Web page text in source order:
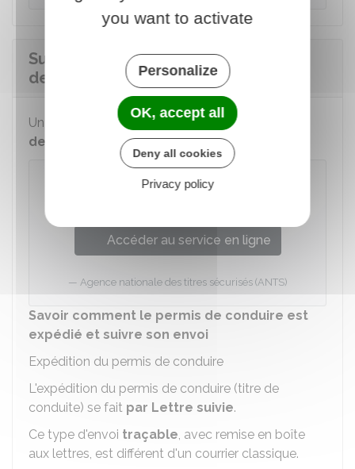
Suivre l'avancement de votre
demande de permis de conduire
Un service en ligne permet desuivre votre
demande
de permis de conduire :
Suivre l'avancement d'une demande
Accéder au service en ligne
Agence nationale des titres sécurisés (ANTS)
Savoir comment le permis de conduire est
expédié et suivre son envoi
Expédition du permis de conduire
L'expédition du permis de conduire (titre de
conduite) se fait par Lettre suivie.
Ce type d'envoi traçable, avec remise en boîte
aux lettres, est différent d'un courrier classique.
you want to activate
Personalize
OK, accept all
Deny all cookies
Privacy policy